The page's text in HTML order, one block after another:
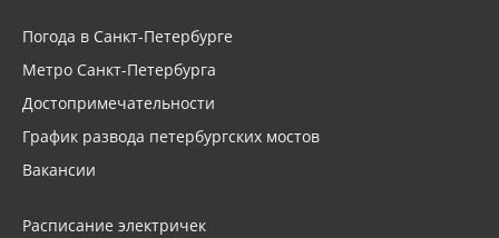
Погода в Санкт-Петербурге
Метро Санкт-Петербурга
Достопримечательности
График развода петербургских мостов
Вакансии
Расписание электричек